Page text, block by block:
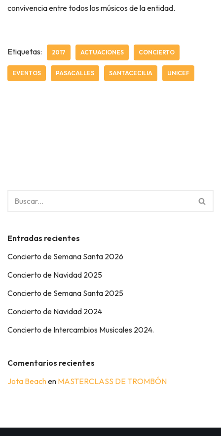
convivencia entre todos los músicos de la entidad.
Etiquetas: 2017 ACTUACIONES CONCIERTO
EVENTOS PASACALLES SANTACECILIA UNICEF
Entradas recientes
Concierto de Semana Santa 2026
Concierto de Navidad 2025
Concierto de Semana Santa 2025
Concierto de Navidad 2024
Concierto de Intercambios Musicales 2024.
Comentarios recientes
Jota Beachen MASTERCLASS DE TROMBÓN